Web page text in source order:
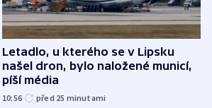
Letadlo, u kterého se v Lipsku
našel dron, bylo naložené municí,
píší média
10:56 před 25 minutami